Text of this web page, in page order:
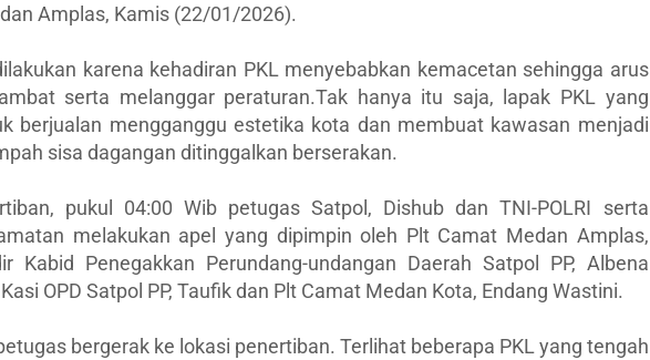
Amplas, Kamis (22/01/2026).
karena kehadiran PKL menyebabkan kemacetan sehingga arus
serta melanggar peraturan.Tak hanya itu saja, lapak PKL yang
berjualan mengganggu estetika kota dan membuat kawasan menjadi
sisa dagangan ditinggalkan berserakan.
pukul 04:00 Wib petugas Satpol, Dishub dan TNI-POLRI serta
melakukan apel yang dipimpin oleh Plt Camat Medan Amplas,
Kabid Penegakkan Perundang-undangan Daerah Satpol PP, Albena
OPD Satpol PP, Taufik dan Plt Camat Medan Kota, Endang Wastini.
bergerak ke lokasi penertiban. Terlihat beberapa PKL yang tengah